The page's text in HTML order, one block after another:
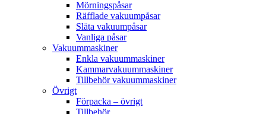
Mörningspåsar
Räfflade vakuumpåsar
Släta vakuumpåsar
Vanliga påsar
Vakuummaskiner
Enkla vakuummaskiner
Kammarvakuummaskiner
Tillbehör vakuummaskiner
Övrigt
Förpacka – övrigt
Tillbehör